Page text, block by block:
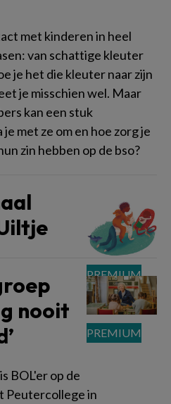
met kinderen in heel
van schattige kleuter
je het die kleuter naar zijn
je misschien wel. Maar
kan een stuk
met ze om en hoe zorg je
zin hebben op de bso?
nooit
BOL'er op de
Peutercollege in